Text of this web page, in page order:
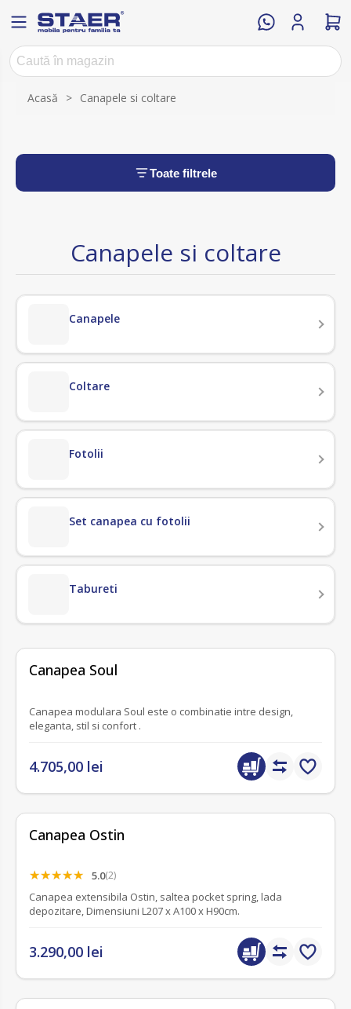
Acasă > Canapele si coltare
Toate filtrele
Canapele si coltare
Canapele
Coltare
Fotolii
Set canapea cu fotolii
Tabureti
Canapea Soul
Canapea modulara Soul este o combinatie intre design,
eleganta, stil si confort .
4.705,00 lei
Canapea Ostin
5.0(2)
Canapea extensibila Ostin, saltea pocket spring, lada
depozitare, Dimensiuni L207 x A100 x H90cm.
3.290,00 lei